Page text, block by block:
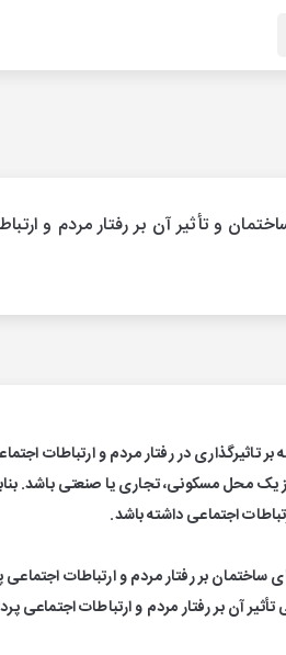
و تأثیر آن بر رفتار مردم و
در رفتار مردم و ارتباطات
از یک محل مسکونی، تجاری یا صنعتی باشد.
اجتماعی داشته باشد.
ساختمان بر رفتار مردم و ارتباطات
آن بر رفتار مردم و ارتباطات اجتماعی